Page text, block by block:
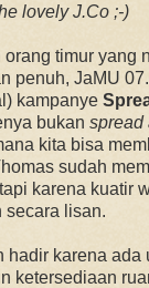
lovely J.Co ;-)
timur yang
penuh, JaMU
kampanye
bukan spread
kita bisa
sudah
karena kuatir
secara lisan.
hadir karena ada
ketersediaan